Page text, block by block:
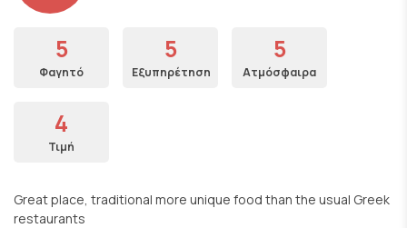
5
Φαγητό
5
Εξυπηρέτηση
5
Ατμόσφαιρα
4
Τιμή
Great place, traditional more unique food than the usual Greek
restaurants